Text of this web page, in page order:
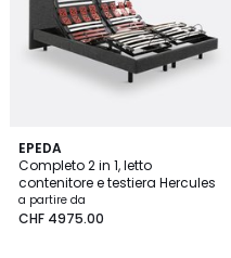
EPEDA
Completo 2 in 1, letto
contenitore e testiera Hercules
a partire da
CHF 4975.00
3
Colori